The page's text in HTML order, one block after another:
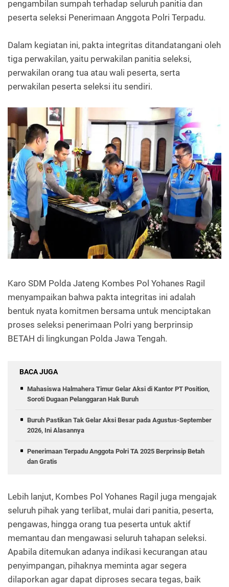
pengambilan sumpah terhadap seluruh panitia dan
peserta seleksi Penerimaan Anggota Polri Terpadu.
Dalam kegiatan ini, pakta integritas ditandatangani oleh
tiga perwakilan, yaitu perwakilan panitia seleksi,
perwakilan orang tua atau wali peserta, serta
perwakilan peserta seleksi itu sendiri.
Karo SDM Polda Jateng Kombes Pol Yohanes Ragil
menyampaikan bahwa pakta integritas ini adalah
bentuk nyata komitmen bersama untuk menciptakan
proses seleksi penerimaan Polri yang berprinsip
BETAH di lingkungan Polda Jawa Tengah.
BACA JUGA
Mahasiswa Halmahera Timur Gelar Aksi di Kantor PT Position,
Soroti Dugaan Pelanggaran Hak Buruh
Buruh Pastikan Tak Gelar Aksi Besar pada Agustus-September
2026, Ini Alasannya
Penerimaan Terpadu Anggota Polri TA 2025 Berprinsip Betah
dan Gratis
Lebih lanjut, Kombes Pol Yohanes Ragil juga mengajak
seluruh pihak yang terlibat, mulai dari panitia, peserta,
pengawas, hingga orang tua peserta untuk aktif
memantau dan mengawasi seluruh tahapan seleksi.
Apabila ditemukan adanya indikasi kecurangan atau
penyimpangan, pihaknya meminta agar segera
dilaporkan agar dapat diproses secara tegas, baik